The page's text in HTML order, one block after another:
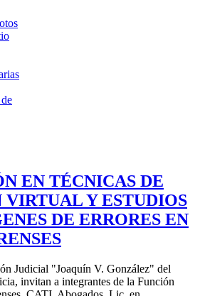
EN TÉCNICAS DE
VIRTUAL Y ESTUDIOS
DE ERRORES EN
Judicial "Joaquín V. González" del
invitan a integrantes de la Función